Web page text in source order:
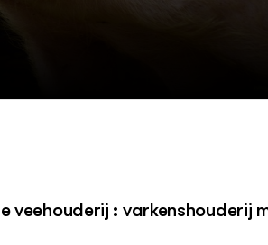
veehouderij : varkenshouderij